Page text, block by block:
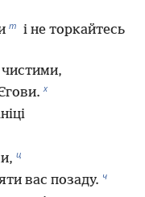
т і не торкайтесь
чистими,
х
ц
вас позаду. ч